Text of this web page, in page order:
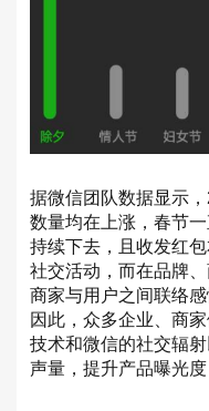
据微信团队数据显示
数量均在上涨，春节
持续下去，且收发红
社交活动，而在品牌
商家与用户之间联络
因此，众多企业、商
技术和微信的社交辐
声量，提升产品曝光